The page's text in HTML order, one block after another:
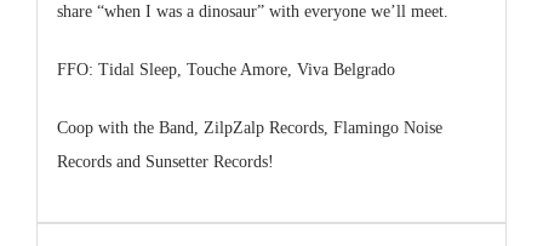
share “when I was a dinosaur” with everyone we’ll meet.
FFO: Tidal Sleep, Touche Amore, Viva Belgrado
Coop with the Band, ZilpZalp Records, Flamingo Noise
Records and Sunsetter Records!